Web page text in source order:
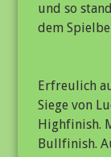
und so
dem
Erfreulich
Siege von
Highfinish.
Bullfinish.